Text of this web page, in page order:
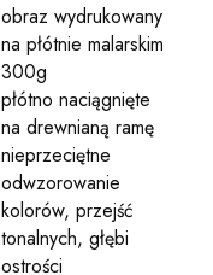
obraz wydrukowany
na płótnie malarskim
300g
płótno naciągnięte
na drewnianą ramę
nieprzeciętne
odwzorowanie
kolorów, przejść
tonalnych, głębi
ostrości